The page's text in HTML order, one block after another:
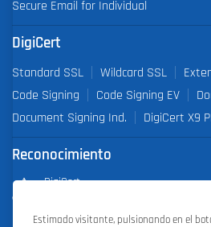
Secure Email for Individual
DigiCert
Standard SSL Wildcard SSL
Code Signing
Code Signing EV
Document Signing Ind.
DigiCert X9
Reconocimiento
DigiCert
Estimado visitante, pulsionando en el botón